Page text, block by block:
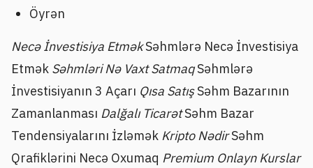
Öyrən
Necə İnvestisiya EtməkSəhmlərə Necə İnvestisiya
Etmək Səhmləri Nə Vaxt SatmaqSəhmlərə
İnvestisiyanın 3 Açarı Qısa SatışSəhm Bazarının
Zamanlanması Dalğalı TicarətSəhm Bazar
Tendensiyalarını İzləmək Kripto NədirSəhm
Qrafiklərini Necə Oxumaq Premium Onlayn Kurslar